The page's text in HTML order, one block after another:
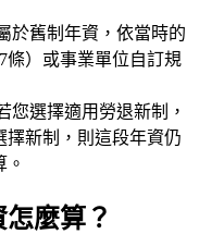
於舊制年資，依當時的
條）或事業單位自訂規
您選擇適用勞退新制，
擇新制，則這段年資仍
麼算？